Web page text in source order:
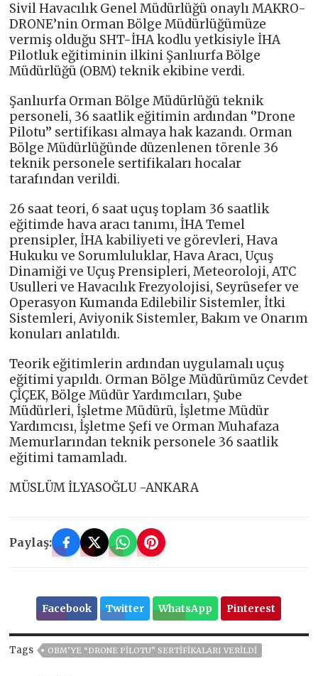
Sivil Havacılık Genel Müdürlüğü onaylı MAKRO-
DRONE’nin Orman Bölge Müdürlüğümüze
vermiş olduğu SHT-İHA kodlu yetkisiyle İHA
Pilotluk eğitiminin ilkini Şanlıurfa Bölge
Müdürlüğü (OBM) teknik ekibine verdi.
Şanlıurfa Orman Bölge Müdürlüğü teknik
personeli, 36 saatlik eğitimin ardından ‘’Drone
Pilotu’’ sertifikası almaya hak kazandı. Orman
Bölge Müdürlüğünde düzenlenen törenle 36
teknik personele sertifikaları hocalar
tarafından verildi.
26 saat teori, 6 saat uçuş toplam 36 saatlik
eğitimde hava aracı tanımı, İHA Temel
prensipler, İHA kabiliyeti ve görevleri, Hava
Hukuku ve Sorumluluklar, Hava Aracı, Uçuş
Dinamiği ve Uçuş Prensipleri, Meteoroloji, ATC
Usulleri ve Havacılık Frezyolojisi, Seyrüsefer ve
Operasyon Kumanda Edilebilir Sistemler, İtki
Sistemleri, Aviyonik Sistemler, Bakım ve Onarım
konuları anlatıldı.
Teorik eğitimlerin ardından uygulamalı uçuş
eğitimi yapıldı. Orman Bölge Müdürümüz Cevdet
ÇİÇEK, Bölge Müdür Yardımcıları, Şube
Müdürleri, İşletme Müdürü, İşletme Müdür
Yardımcısı, İşletme Şefi ve Orman Muhafaza
Memurlarından teknik personele 36 saatlik
eğitimi tamamladı.
MÜSLÜM İLYASOĞLU -ANKARA
Paylaş:
Facebook Twitter WhatsApp Pinterest
Tags OBM’YE “DRONE PILOTU” SERTIFIKALARI VERILDI